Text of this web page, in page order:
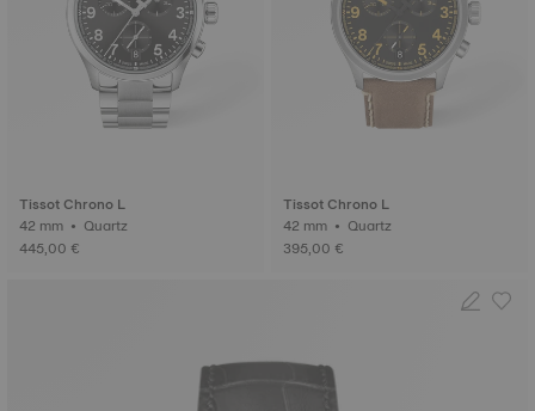
Tissot Chrono L
42 mm • Quartz
445,00 €
Tissot Chrono L
42 mm • Quartz
395,00 €